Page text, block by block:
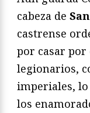
cabeza de
castrense
por casar
legionarios,
imperiales,
los